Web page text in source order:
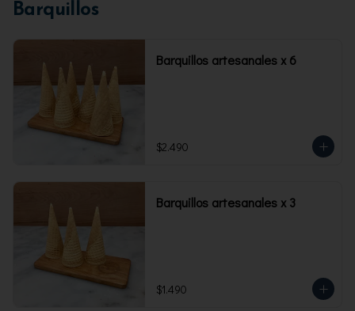
Barquillos
Barquillos artesanales x 6
$2.490
Barquillos artesanales x 3
$1.490